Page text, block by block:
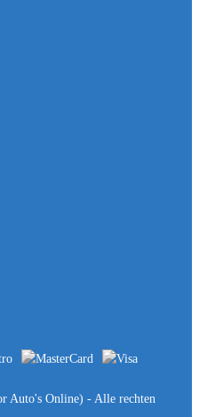
Auto's Online) - Alle rechten